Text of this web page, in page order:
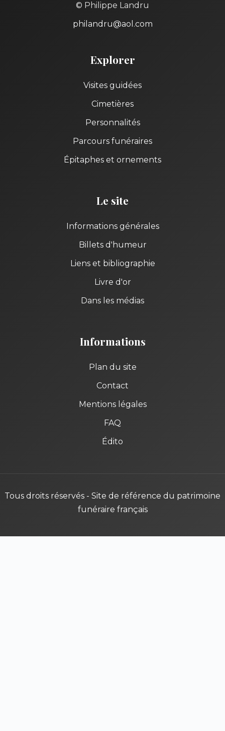
© Philippe Landru
philandru@aol.com
Explorer
Visites guidées
Cimetières
Personnalités
Parcours funéraires
Épitaphes et ornements
Le site
Informations générales
Billets d'humeur
Liens et bibliographie
Livre d'or
Dans les médias
Informations
Plan du site
Contact
Mentions légales
FAQ
Édito
Tous droits réservés - Site de référence du patrimoine
funéraire français